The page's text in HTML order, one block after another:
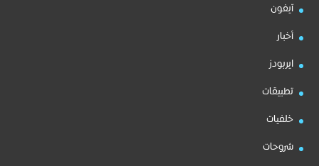
آيفون
أخبار
ايربودز
تطبيقات
خلفيات
شروحات